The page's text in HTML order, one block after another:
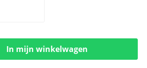
In mijn winkelwagen